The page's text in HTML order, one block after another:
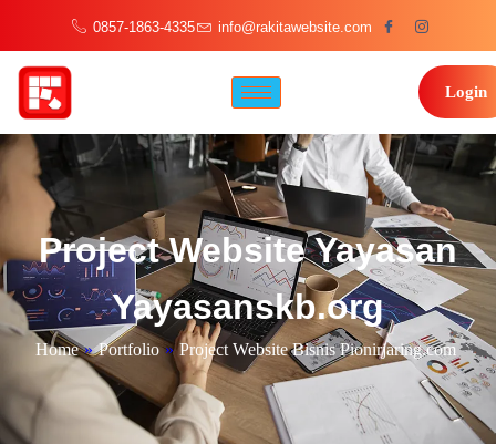
0857-1863-4335 info@rakitawebsite.com
Login
Project Website Yayasan
Yayasanskb.org
Home » Portfolio » Project Website Bisnis Pionirjaring.com